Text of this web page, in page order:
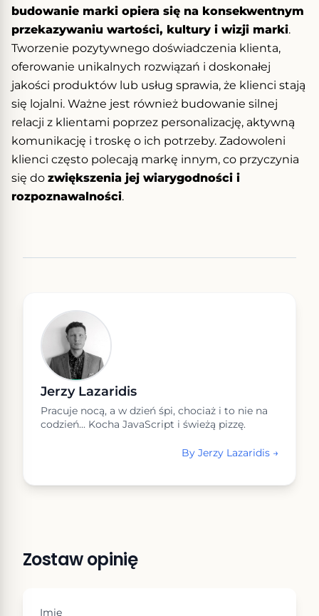
budowanie marki opiera się na konsekwentnym
przekazywaniu wartości, kultury i wizji marki.
Tworzenie pozytywnego doświadczenia klienta,
oferowanie unikalnych rozwiązań i doskonałej
jakości produktów lub usług sprawia, że klienci stają
się lojalni. Ważne jest również budowanie silnej
relacji z klientami poprzez personalizację, aktywną
komunikację i troskę o ich potrzeby. Zadowoleni
klienci często polecają markę innym, co przyczynia
się do zwiększenia jej wiarygodności i
rozpoznawalności.
Jerzy Lazaridis
Pracuje nocą, a w dzień śpi, chociaż i to nie na
codzień... Kocha JavaScript i świeżą pizzę.
By Jerzy Lazaridis →
Zostaw opinię
Imię